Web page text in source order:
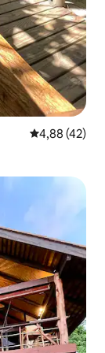
4,88 de uma
4,88 (42)